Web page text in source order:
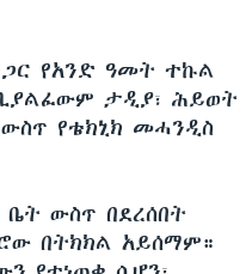
ጋር የአንድ ዓመት ተኩል
ታዲያ፣ ሕይወት
የቴክኒክ መሓንዲስ
ቤት ውስጥ በደረሰበት
በትክክል አይሰማም።